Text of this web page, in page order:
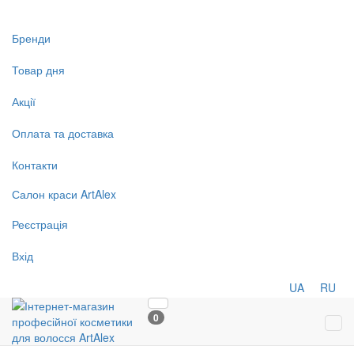
Бренди
Товар дня
Акції
Оплата та доставка
Контакти
Салон краси ArtAlex
Реєстрація
Вхід
UA RU
0